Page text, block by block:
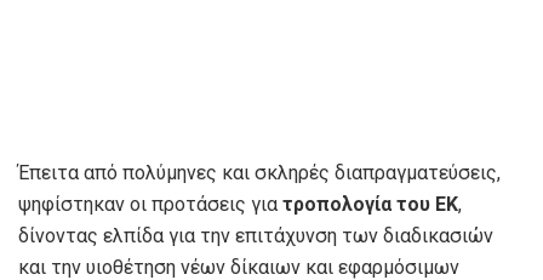
Έπειτα από πολύμηνες και σκληρές διαπραγματεύσεις,
ψηφίστηκαν οι προτάσεις για τροπολογία του ΕΚ,
δίνοντας ελπίδα για την επιτάχυνση των διαδικασιών
και την υιοθέτηση νέων δίκαιων και εφαρμόσιμων